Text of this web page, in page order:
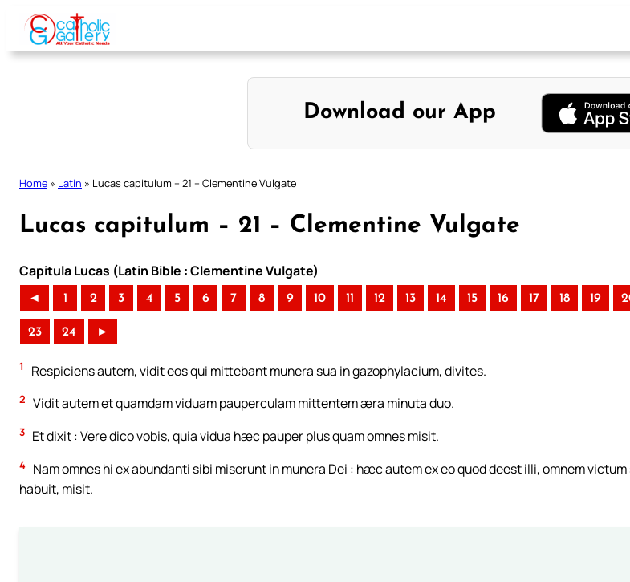
Skip
content
Download our App
Home » Latin » Lucas capitulum – 21 – Clementine Vulgate
Lucas capitulum – 21 – Clementine Vulgate
Capitula Lucas (Latin Bible : Clementine Vulgate)
◄ 1 2 3 4 5 6 7 8 9 10 11 12 13 14 15 16 17 18 19
23 24 ►
1 Respiciens autem, vidit eos qui mittebant munera sua in gazophylacium, divites.
2 Vidit autem et quamdam viduam pauperculam mittentem æra minuta duo.
3 Et dixit : Vere dico vobis, quia vidua hæc pauper plus quam omnes misit.
4 Nam omnes hi ex abundanti sibi miserunt in munera Dei : hæc autem ex eo quod deest illi, omnem victum
habuit, misit.